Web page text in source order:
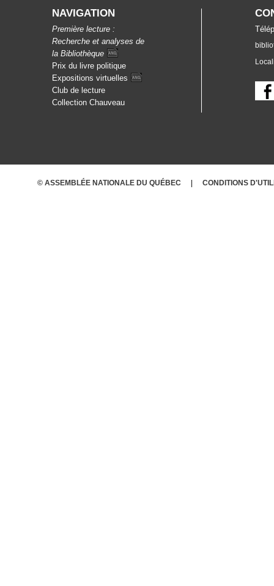
NAVIGATION
Première lecture :
Recherche et analyses de
la Bibliothèque
Prix du livre politique
Expositions virtuelles
Club de lecture
Collection Chauveau
© ASSEMBLÉE NATIONALE DU QUÉBEC CONDITIONS